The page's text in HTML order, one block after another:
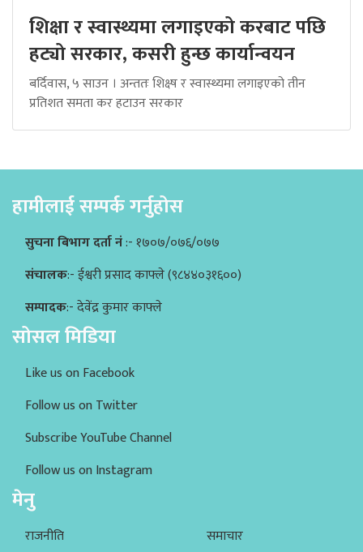
शिक्षा र स्वास्थ्यमा लगाइएको करबाट पछि
हट्यो सरकार, कसरी हुन्छ कार्यान्वयन
बर्दिवास, ५ साउन । अन्ततः शिक्ष्ष र स्वास्थ्यमा लगाइएको तीन
प्रतिशत समता कर हटाउन सरकार
हामीलाई सम्पर्क गर्नुहोस
सुचना बिभाग दर्ता नं:- १७०७/०७६/०७७
संचालक:- ईश्वरी प्रसाद काफ्ले (९८४४०३१६००)
सम्पादक:- देवेंद्र कुमार काफ्ले
सोसल मिडिया
Like us on Facebook
Follow us on Twitter
Subscribe YouTube Channel
Follow us on Instagram
मेनु
राजनीति समाचार